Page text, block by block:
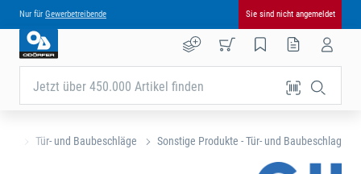
Nur für Gewerbetreibende Sie sind nicht angemeldet
Jetzt über 450.000 Artikel finden
Tür- und Baubeschläge Sonstige Produkte - Tür- und Baubeschlag